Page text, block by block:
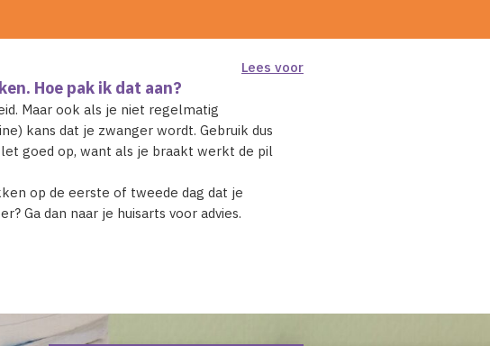
Lees voor
Hoe pak ik dat aan?
Maar ook als je niet regelmatig
kans dat je zwanger wordt. Gebruik dus
goed op, want als je braakt werkt de pil
op de eerste of tweede dag dat je
Ga dan naar je huisarts voor advies.